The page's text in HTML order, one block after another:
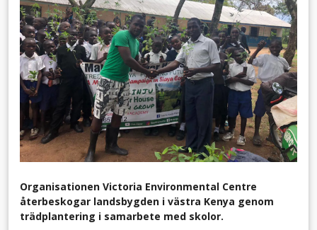
Organisationen Victoria Environmental Centre
återbeskogar landsbygden i västra Kenya genom
trädplantering i samarbete med skolor.